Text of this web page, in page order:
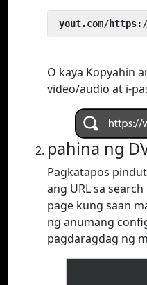
yout.com/
O kaya Kopyahin
video/audio at i-
pahina ng
Pagkatapos
ang URL sa
page kung saan
ng anumang
pagdaragdag ng